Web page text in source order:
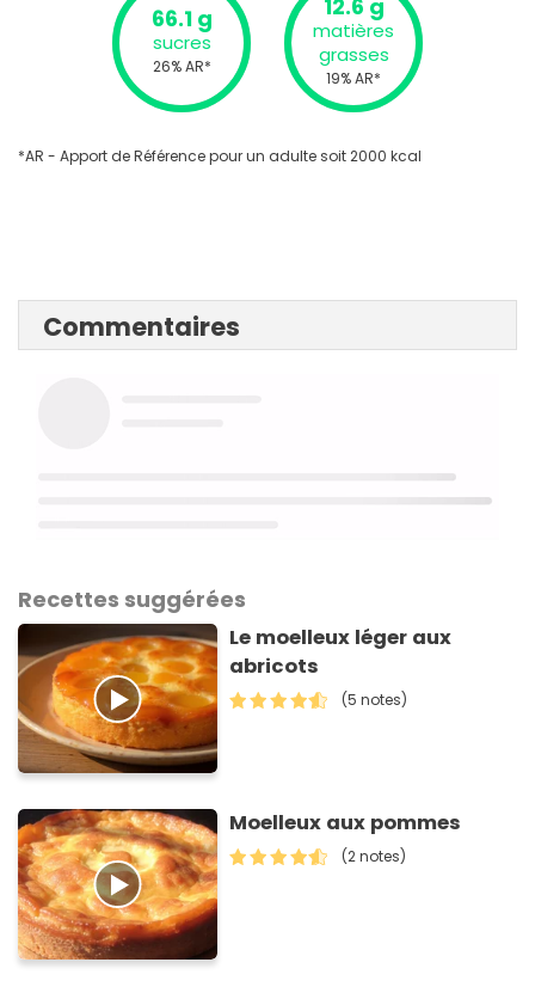
66.1 g
sucres
26% AR*
12.6 g
matières
grasses
19% AR*
*AR - Apport de Référence pour un adulte soit 2000 kcal
Commentaires
Recettes suggérées
Le moelleux léger aux
abricots
(5 notes)
Moelleux aux pommes
(2 notes)